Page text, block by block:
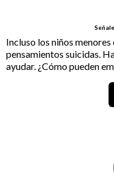
Incluso los niños
pensamientos suicidas.
ayudar. ¿Cómo pueden